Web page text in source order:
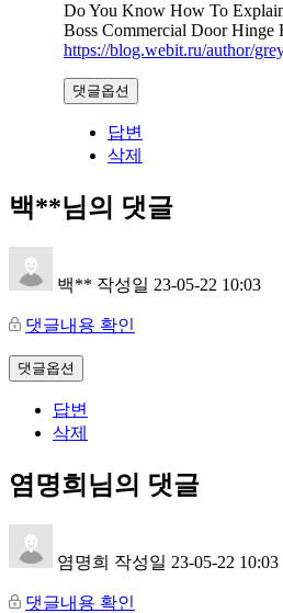
Do You Know How To
Boss Commercial Door Hinge
https://blog.webit.ru/author/
댓글옵션
답변
삭제
백**님의 댓글
백** 작성일 23-05-22 10:03
댓글내용 확인
댓글옵션
답변
삭제
염명희님의 댓글
염명희 작성일 23-05-22 10:03
댓글내용 확인